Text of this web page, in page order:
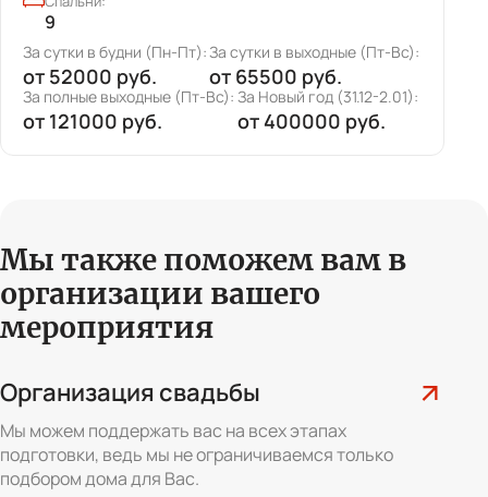
9
За сутки в будни (Пн-Пт):
от 52000 руб.
За сутки в выходные (Пт-Вс):
от 65500 руб.
За полные выходные (Пт-Вс):
от 121000 руб.
За Новый год (31.12-2.01):
от 400000 руб.
Мы также поможем вам в
организации вашего
мероприятия
Организация свадьбы
Мы можем поддержать вас на всех этапах
подготовки, ведь мы не ограничиваемся только
подбором дома для Вас.